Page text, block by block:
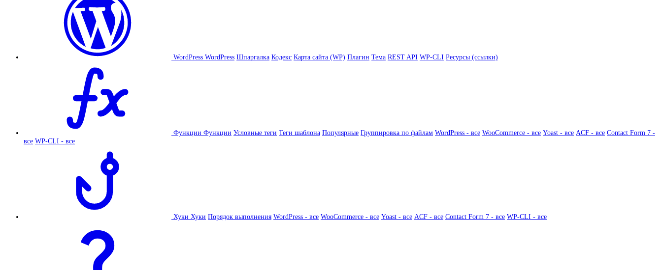
WordPress WordPress Шпаргалка Кодекс Карта сайта (WP) Плагин Тема REST API WP-CLI Ресурсы (ссылки)
Функции Функции Условные теги Теги шаблона Популярные Группировка по файлам WordPress - все WooCommerce - все Yoast - все ACF - все Contact Form 7 -
все WP-CLI - все
Хуки Хуки Порядок выполнения WordPress - все WooCommerce - все Yoast - все ACF - все Contact Form 7 - все WP-CLI - все